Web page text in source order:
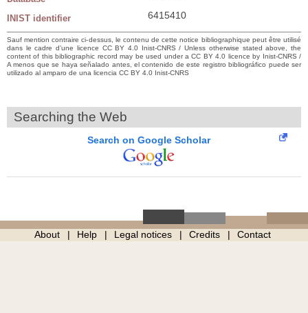
INIST identifier 6415410
Sauf mention contraire ci-dessus, le contenu de cette notice bibliographique peut être utilisé
dans le cadre d’une licence CC BY 4.0 Inist-CNRS / Unless otherwise stated above, the
content of this bibliographic record may be used under a CC BY 4.0 licence by Inist-CNRS /
A menos que se haya señalado antes, el contenido de este registro bibliográfico puede ser
utilizado al amparo de una licencia CC BY 4.0 Inist-CNRS
Searching the Web
Search on Google Scholar
About Help Legal notices Credits Contact